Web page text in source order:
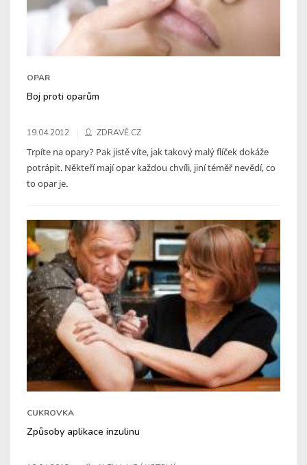
OPAR
Boj proti oparům
19.04.2012 ZDRAVĚ.CZ
Trpíte na opary? Pak jistě víte, jak takový malý flíček dokáže
potrápit. Někteří mají opar každou chvíli, jiní téměř nevědí, co
to opar je.
CUKROVKA
Způsoby aplikace inzulinu